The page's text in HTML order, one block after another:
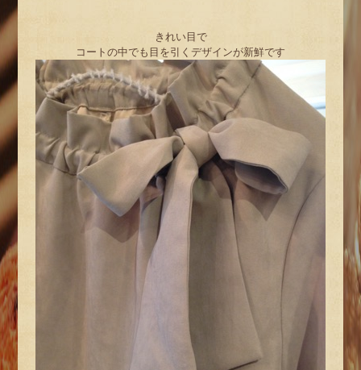
きれい目で
コートの中でも目を引くデザインが新鮮です